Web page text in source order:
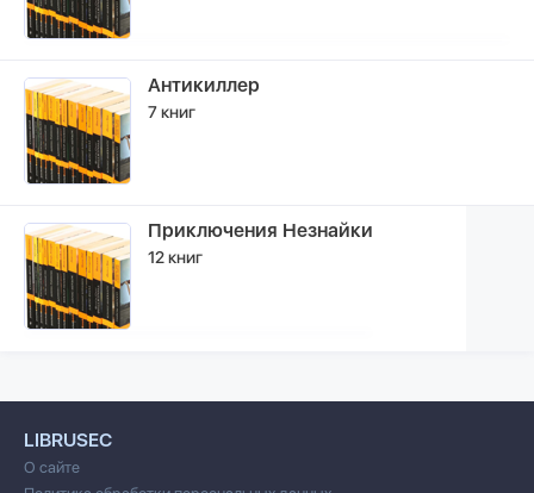
Антикиллер
7 книг
Приключения Незнайки
12 книг
LIBRUSEC
О сайте